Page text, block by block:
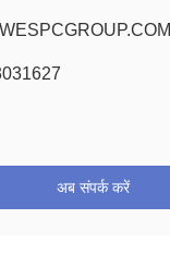
अब संपर्क करें